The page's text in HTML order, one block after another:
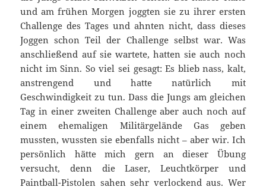
und am frühen Morgen joggten sie zu ihrer ersten
Challenge des Tages und ahnten nicht, dass dieses
Joggen schon Teil der Challenge selbst war. Was
anschließend auf sie wartete, hatten sie auch noch
nicht im Sinn. So viel sei gesagt: Es blieb nass, kalt,
anstrengend und hatte natürlich mit
Geschwindigkeit zu tun. Dass die Jungs am gleichen
Tag in einer zweiten Challenge aber auch noch auf
einem ehemaligen Militärgelände Gas geben
mussten, wussten sie ebenfalls nicht – aber wir. Ich
persönlich hätte mich gern an dieser Übung
versucht, denn die Laser, Leuchtkörper und
Paintball-Pistolen sahen sehr verlockend aus. Wer